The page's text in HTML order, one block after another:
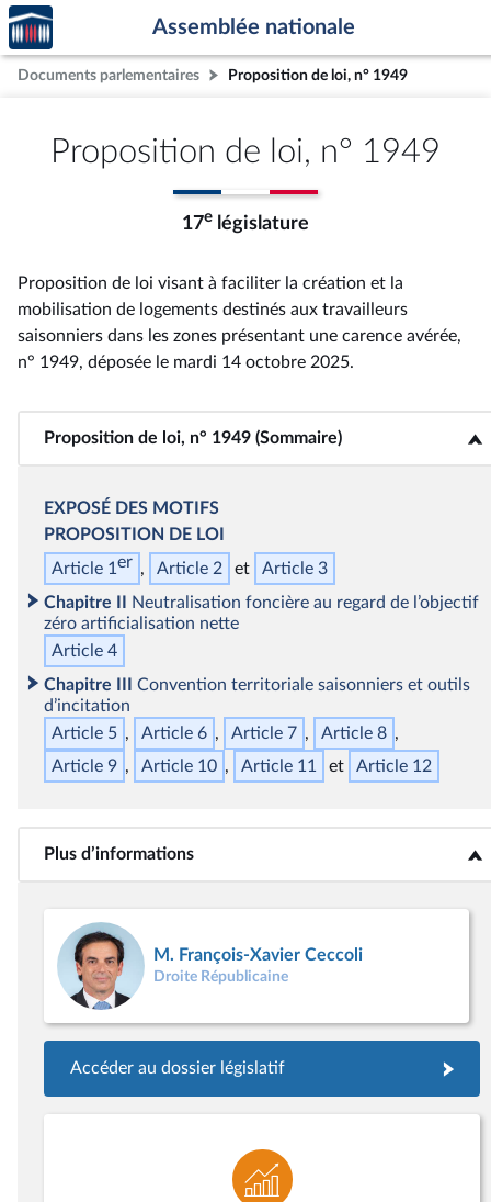
Aller au contenu
Aller en bas de la page
Accèder
à la
page
d'accueil
Assemblée nationale
Documents parlementaires Proposition de loi, n° 1949
Proposition de loi, n° 1949
17e législature
Proposition de loi visant à faciliter la création et la
mobilisation de logements destinés aux travailleurs
saisonniers dans les zones présentant une carence avérée,
n° 1949, déposée le mardi 14 octobre 2025.
Proposition de loi, n° 1949 (Sommaire)
<b>Proposition de loi, n° 1949 (Sommaire)</b>
EXPOSÉ DES MOTIFS
PROPOSITION DE LOI
Article 1er Article 2
Article 3
Chapitre II
Neutralisation foncière au regard de l’objectif
zéro artificialisation nette
Article 4
Chapitre III
Convention territoriale saisonniers et outils
d’incitation
Article 5
Article 6 Article 7
Article 8
Article 9
Article 10 Article 11 Article 12
Plus d’informations<b>Plus d’informations</b>
M. François-Xavier Ceccoli
Droite Républicaine
Accéder au dossier législatif